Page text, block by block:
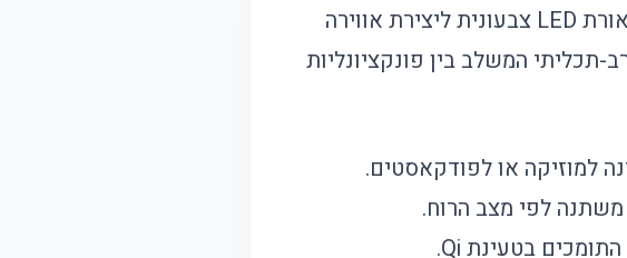
מנורת לילה מודרנית וניידת הכוללת רמקול Bluetooth מובנה, תאורת LED צבעונית ליצירת אווירה
תכליתי המשלב בין פונקציונליות
למוזיקה או לפודקאסטים.
משתנה לפי מצב הרוח.